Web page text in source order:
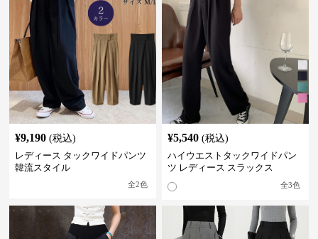
¥9,190 (税込)
レディース タックワイドパンツ
韓流スタイル
全2色
¥5,540 (税込)
ハイウエストタックワイドパン
ツ レディース スラックス
全3色